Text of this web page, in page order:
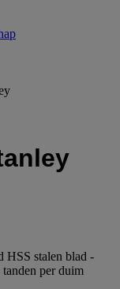
HSS stalen blad -
per duim